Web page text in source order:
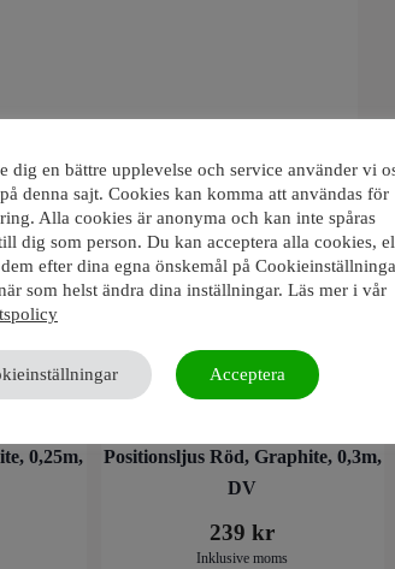
0,25m,
Positionsljus Röd, Graphite, 0,3m,
DV
239kr
Inklusive moms
dig en bättre upplevelse och service använder vi
denna sajt. Cookies kan komma att användas för
Alla cookies är anonyma och kan inte spåras
dig som person. Du kan acceptera alla cookies,
dem efter dina egna önskemål på
som helst ändra dina inställningar. Läs mer i vår
Acceptera